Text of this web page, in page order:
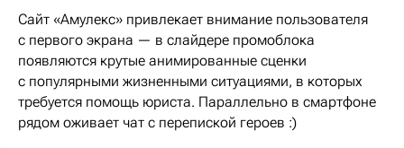
Сайт «Амулекс» привлекает внимание пользователя
с первого экрана — в слайдере промоблока
появляются крутые анимированные сценки
с популярными жизненными ситуациями, в которых
требуется помощь юриста. Параллельно в смартфоне
рядом оживает чат с перепиской героев :)